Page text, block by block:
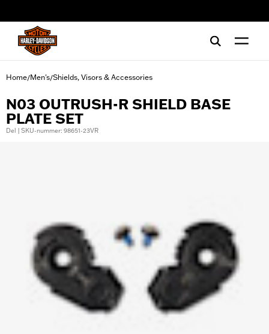
Home/Men's/Shields, Visors & Accessories
N03 OUTRUSH-R SHIELD BASE
PLATE SET
Del | SKU-nummer: 98651-23VR